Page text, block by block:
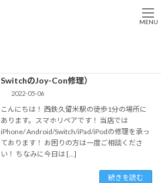
SwitchのJoy-Con修理）
2022-05-06
こんにちは！ 西鉄久留米駅の徒歩1分の場所に
あります。スマホリペアです！ 当店では
iPhone/ Android/Switch/iPad/iPodの修理を承っ
ております！ お困りの方は一度ご相談くださ
い！ ちなみに今日は […]
続きを読む
MENU